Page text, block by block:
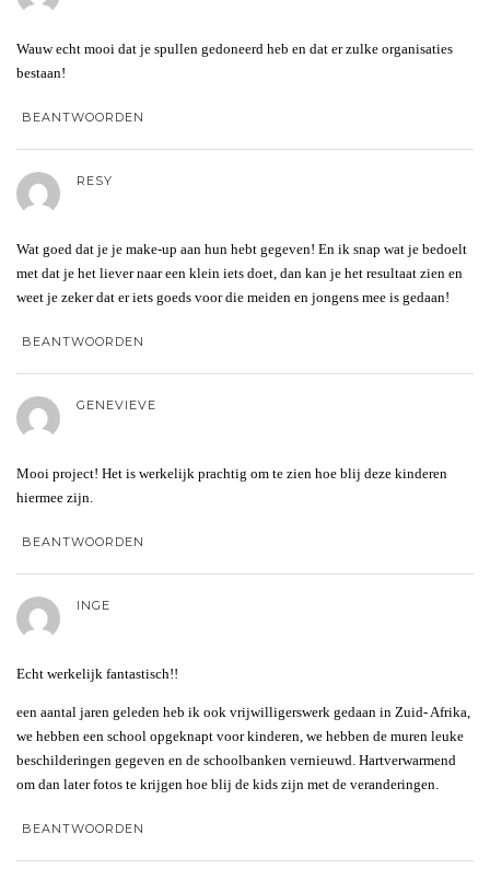
Wauw echt mooi dat je spullen gedoneerd heb en dat er zulke organisaties
bestaan!
BEANTWOORDEN
RESY
Wat goed dat je je make-up aan hun hebt gegeven! En ik snap wat je bedoelt
met dat je het liever naar een klein iets doet, dan kan je het resultaat zien en
weet je zeker dat er iets goeds voor die meiden en jongens mee is gedaan!
BEANTWOORDEN
GENEVIEVE
Mooi project! Het is werkelijk prachtig om te zien hoe blij deze kinderen
hiermee zijn.
BEANTWOORDEN
INGE
Echt werkelijk fantastisch!!
een aantal jaren geleden heb ik ook vrijwilligerswerk gedaan in Zuid- Afrika,
we hebben een school opgeknapt voor kinderen, we hebben de muren leuke
beschilderingen gegeven en de schoolbanken vernieuwd. Hartverwarmend
om dan later fotos te krijgen hoe blij de kids zijn met de veranderingen.
BEANTWOORDEN